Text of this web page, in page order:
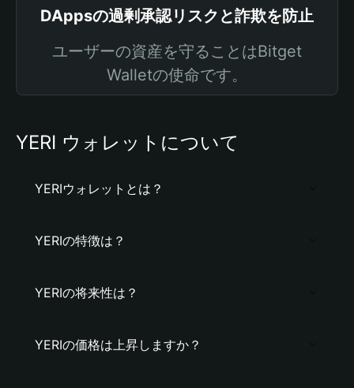
DAppsの過剰承認リスクと詐欺を防止
ユーザーの資産を守ることはBitget
Walletの使命です。
YERI ウォレットについて
YERIウォレットとは？
YERIの特徴は？
YERIの将来性は？
YERIの価格は上昇しますか？